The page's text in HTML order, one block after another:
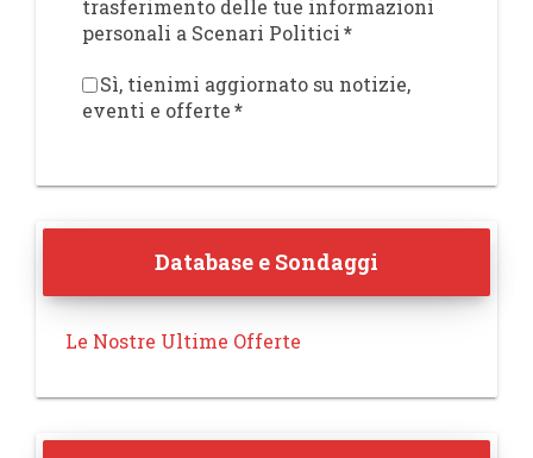
trasferimento delle tue informazioni
personali a Scenari Politici*
Sì, tienimi aggiornato su notizie,
eventi e offerte*
Database e Sondaggi
Le Nostre Ultime Offerte